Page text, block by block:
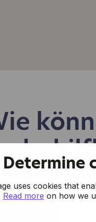
uns,
Sollten dennoch
einen Blick in unser
Determine
uses cookies that
Read more on how we